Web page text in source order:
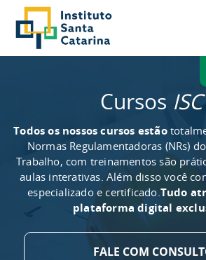
Cursos ISC
Todos os nossos cursos estão
Normas Regulamentadoras (NRs)
Trabalho, com treinamentos são
aulas interativas. Além disso você
especializado e certificado.Tudo
plataforma digital
FALE COM